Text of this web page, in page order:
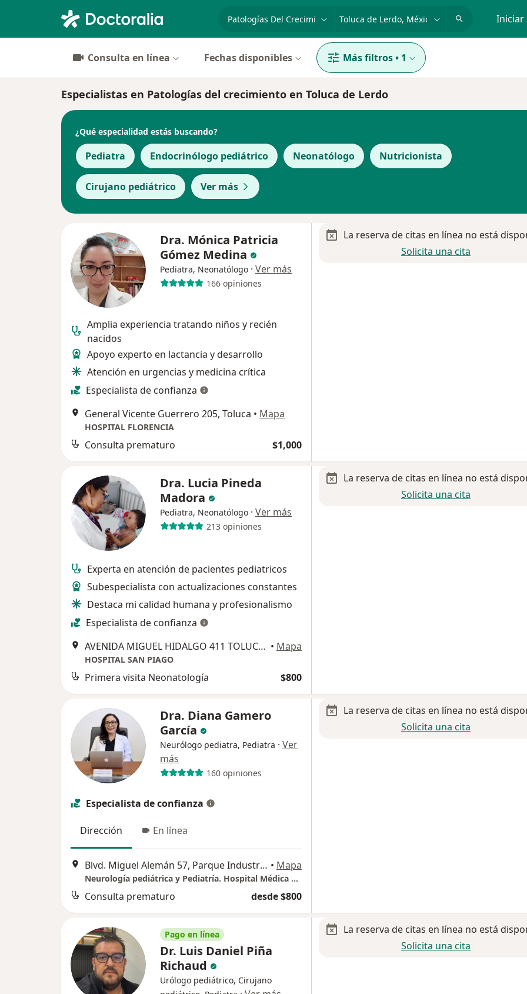
especialidad, enfermedad o nombrep. ej. Guadalajara Iniciar
Consulta en línea Fechas disponibles Más filtros• 1
Especialistas en Patologías del crecimiento en Toluca de Lerdo
¿Qué especialidad estás buscando?
Pediatra Endocrinólogo pediátrico Neonatólogo Nutricionista
Cirujano pediátrico Ver más
Dra. Mónica Patricia
Gómez Medina
Pediatra, Neonatólogo · Ver más
166 opiniones
Amplia experiencia tratando niños y recién
nacidos
Apoyo experto en lactancia y desarrollo
Atención en urgencias y medicina crítica
Especialista de confianza
General Vicente Guerrero 205, Toluca • Mapa
HOSPITAL FLORENCIA
Consulta prematuro $1,000
La reserva de citas en línea no está
Solicita una cita
Dra. Lucia Pineda
Madora
Pediatra, Neonatólogo · Ver más
213 opiniones
Experta en atención de pacientes pediatricos
Subespecialista con actualizaciones constantes
Destaca mi calidad humana y profesionalismo
Especialista de confianza
AVENIDA MIGUEL HIDALGO 411 TOLUCA 50090, Toluca de Lerdo • Mapa
HOSPITAL SAN PIAGO
Primera visita Neonatología $800
La reserva de citas en línea no está
Solicita una cita
Dra. Diana Gamero
García
Neurólogo pediatra, Pediatra · Ver
más
160 opiniones
Especialista de confianza
Dirección En línea
Blvd. Miguel Alemán 57, Parque Industrial Lerma Toluca, 52000 Toluca de Lerdo, Méx., Metepec • Mapa
Neurología pediátrica y Pediatría. Hospital Médica MIA
Consulta prematuro desde $800
La reserva de citas en línea no está
Solicita una cita
Pago en línea
Dr. Luis Daniel Piña
Richaud
Urólogo pediátrico, Cirujano
La reserva de citas en línea no está
Solicita una cita